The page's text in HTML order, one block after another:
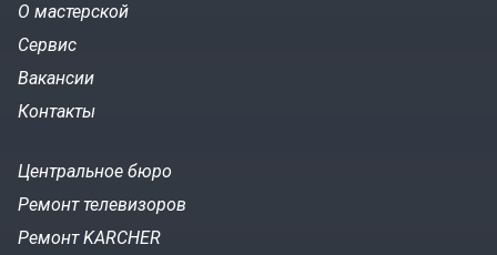
О мастерской
Сервис
Вакансии
Контакты
Центральное бюро
Ремонт телевизоров
Ремонт KARCHER